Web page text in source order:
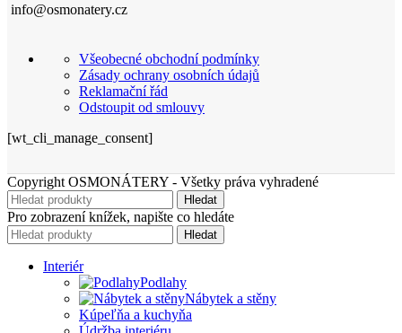
info@osmonatery.cz
Všeobecné obchodní podmínky
Zásady ochrany osobních údajů
Reklamační řád
Odstoupit od smlouvy
[wt_cli_manage_consent]
Copyright OSMONÁTERY - Všetky práva vyhradené
Hledat
Pro zobrazení knížek, napište co hledáte
Hledat
Interiér
Podlahy
Nábytek a stěny
Kúpeľňa a kuchyňa